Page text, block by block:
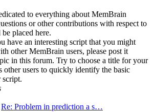
to everything about MemBrain
or other contributions with respect to
placed here.
have an interesting script that you might
other MemBrain users, please post it
in this forum. Try to choose a title for your
other users to quickly identify the basic
script.
Re: Problem in prediction a s…